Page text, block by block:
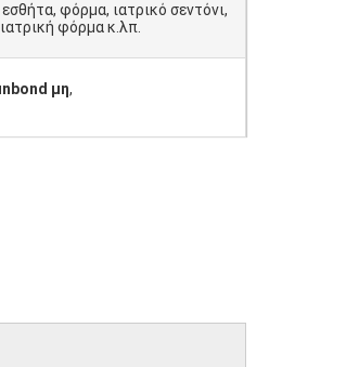
εσθήτα, φόρμα, ιατρικό σεντόνι,
φόρμα κ.λπ.
μη,